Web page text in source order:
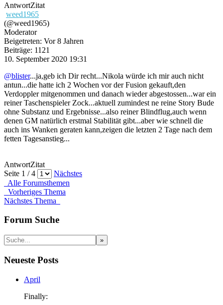
AntwortZitat
weed1965
(@weed1965)
Moderator
Beigetreten: Vor 8 Jahren
Beiträge: 1121
10. September 2020 19:31
@blister...ja,geb ich Dir recht...Nikola würde ich mir auch nicht
antun...die hatte ich 2 Wochen vor der Fusion gekauft,den
Verdoppler mitgenommen und danach wieder abgestossen...war ein
reiner Taschenspieler Zock...aktuell zumindest ne reine Story Bude
ohne Substanz und Ergebnisse...also reiner Blindflug,auch wenn
denen GM natürlich erstmal Stabilität gibt...aber wie schnell die
auch ins Wanken geraten kann,zeigen die letzten 2 Tage nach dem
fetten Tagesanstieg...
AntwortZitat
Seite 1 / 4
Nächstes
Alle Forumsthemen
Vorheriges Thema
Nächstes Thema
Forum Suche
Neueste Posts
April
Finally: